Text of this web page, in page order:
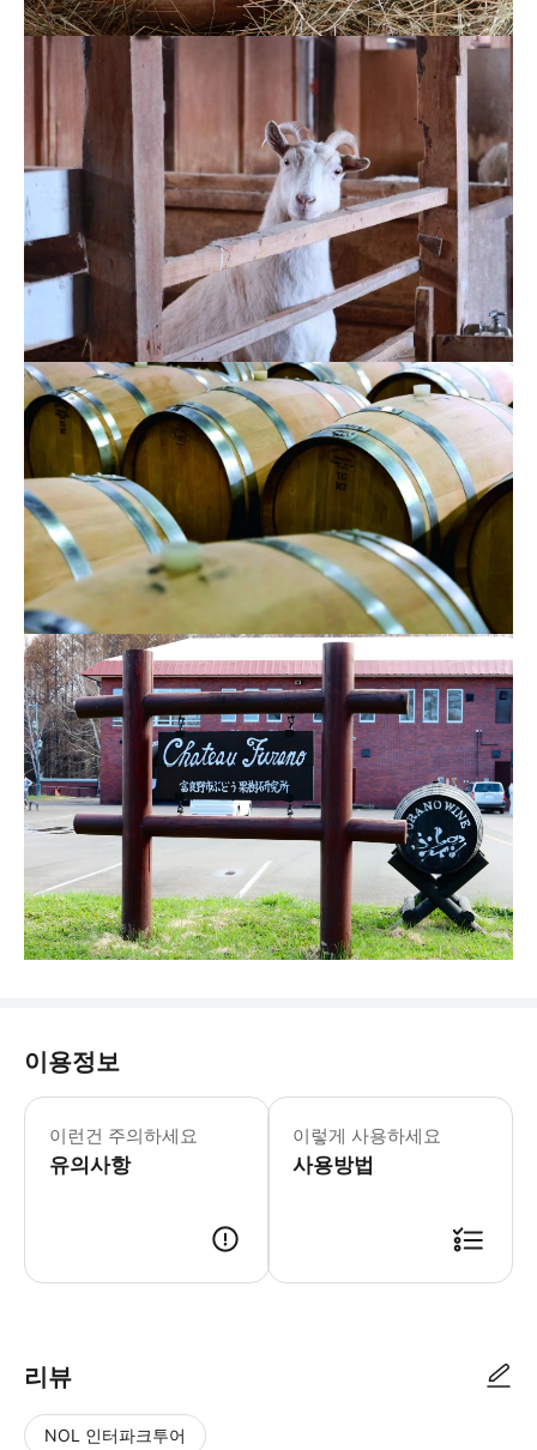
이용정보
이런건 주의하세요
유의사항
* 본 투어 비용에는 버스 요금이 포함
이렇게 사용하세요
사용방법
리뷰
NOL 인터파크투어